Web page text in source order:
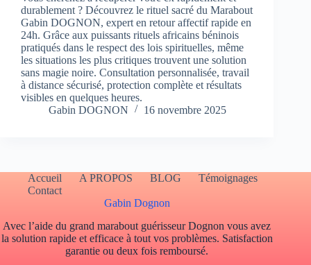
durablement ? Découvrez le rituel sacré du Marabout
Gabin DOGNON, expert en retour affectif rapide en
24h. Grâce aux puissants rituels africains béninois
pratiqués dans le respect des lois spirituelles, même
les situations les plus critiques trouvent une solution
sans magie noire. Consultation personnalisée, travail
à distance sécurisé, protection complète et résultats
visibles en quelques heures.
Gabin DOGNON
16 novembre 2025
Accueil A PROPOS BLOG
Témoignages
Contact
Gabin Dognon
Avec l’aide du grand marabout guérisseur Dognon vous avez
la solution rapide et efficace à tout vos problèmes. Satisfaction
garantie ou deux fois remboursé.